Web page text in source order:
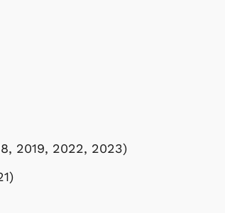
2019, 2022, 2023)